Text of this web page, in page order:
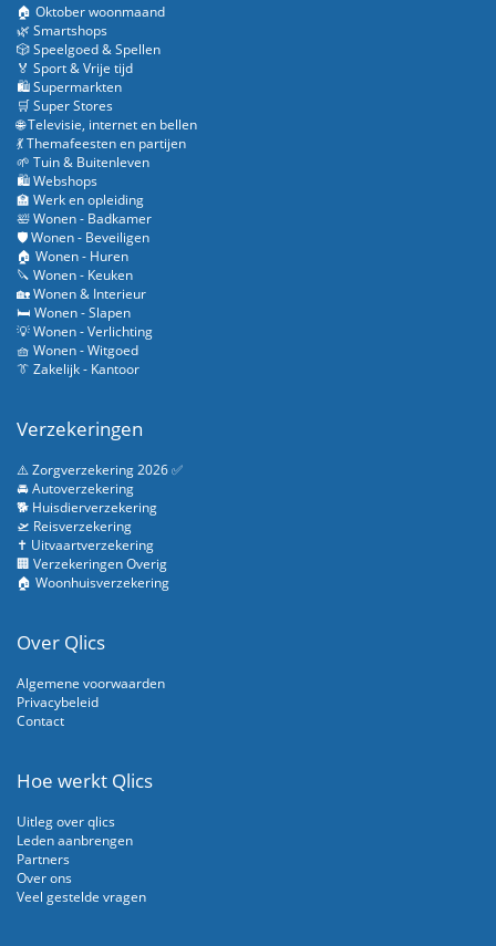
🏠 Oktober woonmaand
🌿 Smartshops
🎲 Speelgoed & Spellen
🏅 Sport & Vrije tijd
🛍️ Supermarkten
🛒 Super Stores
🌐 Televisie, internet en bellen
💃 Themafeesten en partijen
🌱 Tuin & Buitenleven
🛍️ Webshops
🏫 Werk en opleiding
🛀 Wonen - Badkamer
🛡️ Wonen - Beveiligen
🏠 Wonen - Huren
🔪 Wonen - Keuken
🏡 Wonen & Interieur
🛏️ Wonen - Slapen
💡 Wonen - Verlichting
🧺 Wonen - Witgoed
👔 Zakelijk - Kantoor
Verzekeringen
⚠️ Zorgverzekering 2026 ✅
🚘 Autoverzekering
🐕 Huisdierverzekering
🛫 Reisverzekering
✝️ Uitvaartverzekering
🏢 Verzekeringen Overig
🏠 Woonhuisverzekering
Over Qlics
Algemene voorwaarden
Privacybeleid
Contact
Hoe werkt Qlics
Uitleg over qlics
Leden aanbrengen
Partners
Over ons
Veel gestelde vragen